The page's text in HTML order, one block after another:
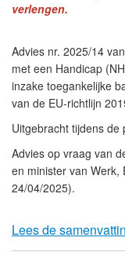
verlengen.
Advies nr. 2025/14
met een Handicap
inzake toegankelijke
van de EU-richtlijn
Uitgebracht tijdens de
Advies op vraag van
en minister van Werk,
24/04/2025).
Lees de